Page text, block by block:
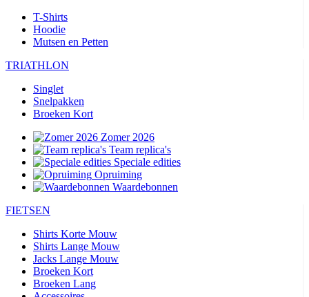
T-Shirts
Hoodie
Mutsen en Petten
TRIATHLON
Singlet
Snelpakken
Broeken Kort
Zomer 2026
Team replica's
Speciale edities
Opruiming
Waardebonnen
FIETSEN
Shirts Korte Mouw
Shirts Lange Mouw
Jacks Lange Mouw
Broeken Kort
Broeken Lang